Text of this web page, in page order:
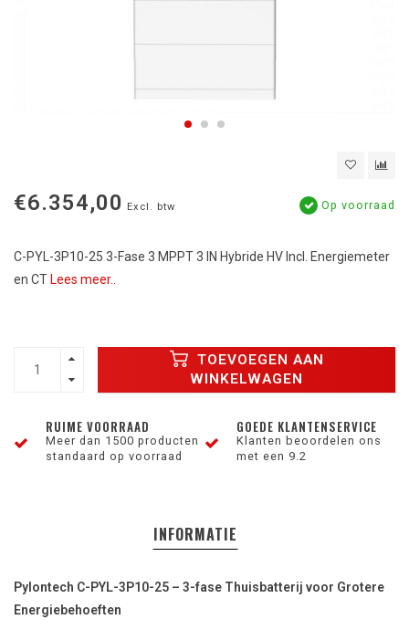
€6.354,00 Excl. btw Op voorraad
C-PYL-3P10-25 3-Fase 3 MPPT 3 IN Hybride HV Incl. Energiemeter
en CT Lees meer..
TOEVOEGEN AAN
WINKELWAGEN
RUIME VOORRAAD
Meer dan 1500 producten
standaard op voorraad
GOEDE KLANTENSERVICE
Klanten beoordelen ons
met een 9.2
INFORMATIE
Pylontech C-PYL-3P10-25 – 3-fase Thuisbatterij voor Grotere
Energiebehoeften